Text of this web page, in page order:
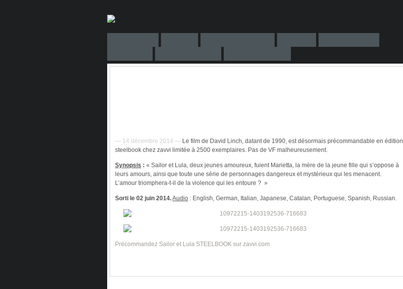
— 14 décembre 2014 — Le film de David Linch, datant de 1990, est désormais précommandable en édition
steelbook chez zavvi limitée à 2500 exemplaires. Pas de VF malheureusement.
Synopsis : « Sailor et Lula, deux jeunes amoureux, fuient Marietta, la mère de la jeune fille qui s’oppose à
leurs amours, ainsi que toute une série de personnages dangereux et mystérieux qui les menacent.
L’amour triomphera-t-il de la violence qui les entoure ? »
Sorti le 02 juin 2014.Audio : English, German, Italian, Japanese, Catalan, Portuguese, Spanish, Russian.
Précommandez Sailor et Lula STEELBOOK sur zavvi.com